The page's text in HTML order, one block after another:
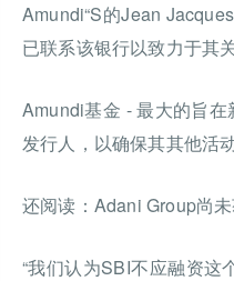
Amundi“S的Jean
已联系该银行以致力于其
Amundi基金 - 最大的旨
发行人，以确保其其他活动
还阅读：Adani Group尚
“我们认为SBI不应融资这